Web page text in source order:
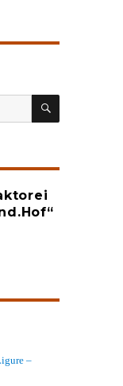
SUCHEN
–